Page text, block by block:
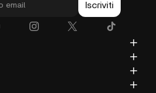
Iscriviti